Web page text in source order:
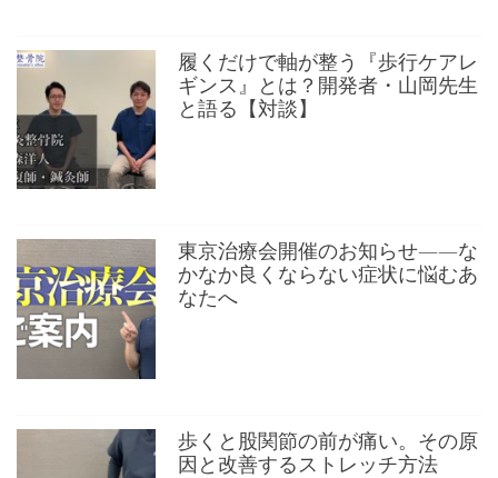
履くだけで軸が整う『歩行ケアレ
ギンス』とは？開発者・山岡先生
と語る【対談】
東京治療会開催のお知らせ——な
かなか良くならない症状に悩むあ
なたへ
歩くと股関節の前が痛い。その原
因と改善するストレッチ方法